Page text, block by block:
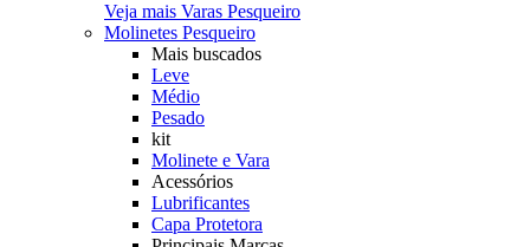
Veja mais Varas Pesqueiro
Molinetes Pesqueiro
Mais buscados
Leve
Médio
Pesado
kit
Molinete e Vara
Acessórios
Lubrificantes
Capa Protetora